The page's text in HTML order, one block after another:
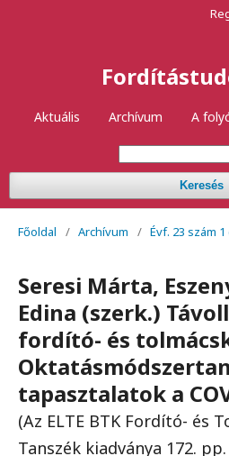
Aktuális Archívum A
Keresés
Főoldal / Archívum / Évf. 23 szám 1
Seresi Márta,
Edina (szerk.)
fordító- és
tapasztalatok a
(Az ELTE BTK Fordító- és
Tanszék kiadványa 172.